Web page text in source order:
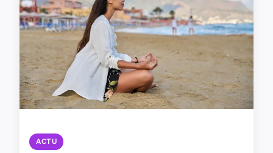
ACTU